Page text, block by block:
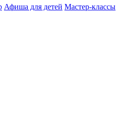
Афиша для детей Мастер-классы